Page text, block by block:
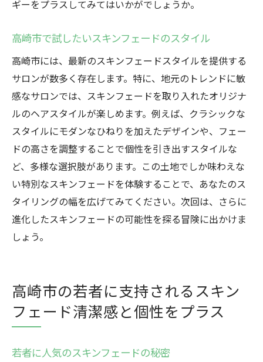
ギーをプラスしてみてはいかがでしょうか。
高崎市で試したいスキンフェードのスタイル
高崎市には、最新のスキンフェードスタイルを提供する
サロンが数多く存在します。特に、地元のトレンドに敏
感なサロンでは、スキンフェードを取り入れたオリジナ
ルのヘアスタイルが楽しめます。例えば、クラシックな
スタイルにモダンなひねりを加えたデザインや、フェー
ドの高さを調整することで個性を引き出すスタイルな
ど、多様な選択肢があります。この土地でしか味わえな
い特別なスキンフェードを体験することで、あなたのス
タイリングの幅を広げてみてください。次回は、さらに
進化したスキンフェードの可能性を探る冒険に出かけま
しょう。
高崎市の若者に支持されるスキン
フェード清潔感と個性をプラス
若者に人気のスキンフェードの秘密